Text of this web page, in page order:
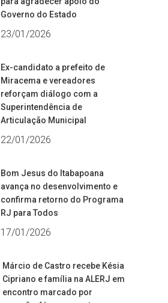
Governo do Estado
23/01/2026
Ex-candidato a prefeito de
Miracema e vereadores
reforçam diálogo com a
Superintendência de
Articulação Municipal
22/01/2026
Bom Jesus do Itabapoana
avança no desenvolvimento e
confirma retorno do Programa
RJ para Todos
17/01/2026
Márcio de Castro recebe Késia
Cipriano e família na ALERJ em
encontro marcado por